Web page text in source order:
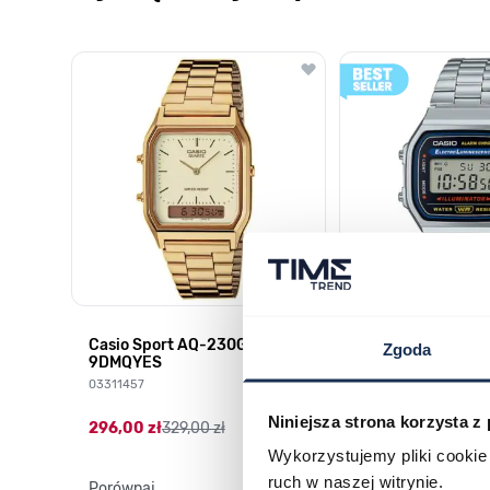
Zgoda
Niniejsza strona korzysta z
Wykorzystujemy pliki
ruch w naszej witrynie.
Poruszanie się po elementach karuzeli jest możliwe za
Naciśnij, aby pominąć karuzelę
Naciśnij, aby przejść do nawigacji karuzeli
Casio Sport AQ-230GA-
9DMQYES
03311457
296,00 zł329,00 zł
CASIO Vintage